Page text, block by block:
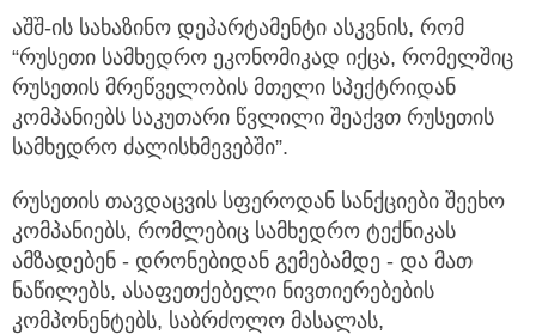
აშშ-ის სახაზინო დეპარტამენტი ასკვნის, რომ
“რუსეთი სამხედრო ეკონომიკად იქცა, რომელშიც
რუსეთის მრეწველობის მთელი სპექტრიდან
კომპანიებს საკუთარი წვლილი შეაქვთ რუსეთის
სამხედრო ძალისხმევებში”.
რუსეთის თავდაცვის სფეროდან სანქციები შეეხო
კომპანიებს, რომლებიც სამხედრო ტექნიკას
ამზადებენ - დრონებიდან გემებამდე - და მათ
ნაწილებს, ასაფეთქებელი ნივთიერებების
კომპონენტებს, საბრძოლო მასალას,